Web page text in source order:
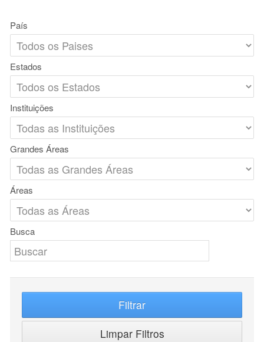
País
Estados
Instituições
Grandes Áreas
Áreas
Busca
Filtrar
Limpar Filtros